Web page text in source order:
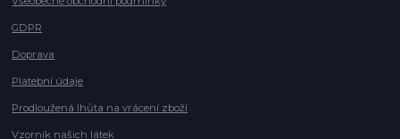
GDPR
Doprava
Platební údaje
Prodloužená lhůta na vrácení zboží
Vzorník našich látek